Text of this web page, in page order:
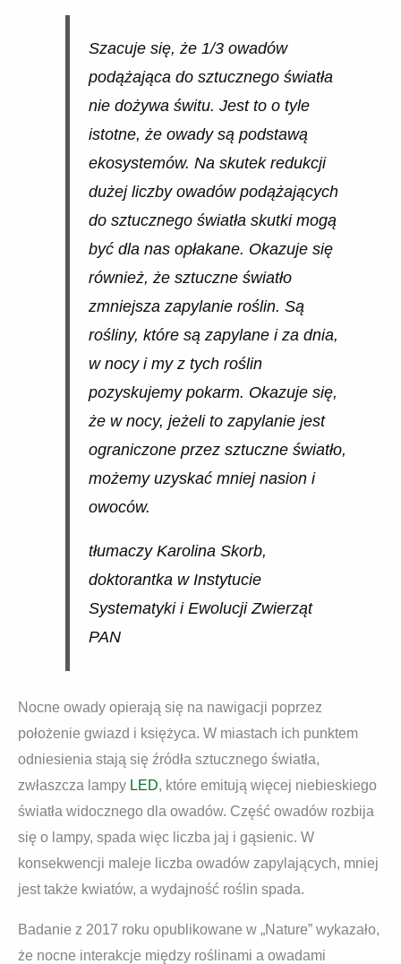
Szacuje się, że 1/3 owadów
podążająca do sztucznego światła
nie dożywa świtu. Jest to o tyle
istotne, że owady są podstawą
ekosystemów. Na skutek redukcji
dużej liczby owadów podążających
do sztucznego światła skutki mogą
być dla nas opłakane. Okazuje się
również, że sztuczne światło
zmniejsza zapylanie roślin. Są
rośliny, które są zapylane i za dnia,
w nocy i my z tych roślin
pozyskujemy pokarm. Okazuje się,
że w nocy, jeżeli to zapylanie jest
ograniczone przez sztuczne światło,
możemy uzyskać mniej nasion i
owoców.
tłumaczy Karolina Skorb,
doktorantka w Instytucie
Systematyki i Ewolucji Zwierząt
PAN
Nocne owady opierają się na nawigacji poprzez
położenie gwiazd i księżyca. W miastach ich punktem
odniesienia stają się źródła sztucznego światła,
zwłaszcza lampy LED, które emitują więcej niebieskiego
światła widocznego dla owadów. Część owadów rozbija
się o lampy, spada więc liczba jaj i gąsienic. W
konsekwencji maleje liczba owadów zapylających, mniej
jest także kwiatów, a wydajność roślin spada.
Badanie z 2017 roku opublikowane w „Nature” wykazało,
że nocne interakcje między roślinami a owadami